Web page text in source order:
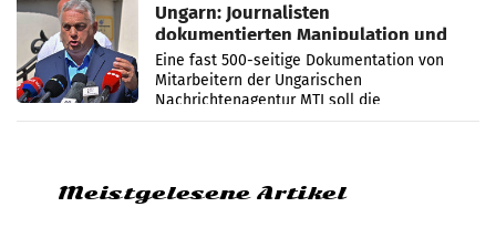
Ungarn: Journalisten
dokumentierten Manipulation und
Zensur
Eine fast 500-seitige Dokumentation von
Mitarbeitern der Ungarischen
Nachrichtenagentur MTI soll die
systematische Nachrichten-Manipulation und
Meistgelesene Artikel